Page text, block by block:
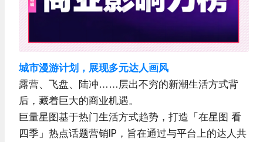
城市漫游计划，展现多元达人画风
露营、飞盘、陆冲……层出不穷的新潮生活方式背
后，藏着巨大的商业机遇。
巨量星图基于热门生活方式趋势，打造「在星图 看
四季」热点话题营销IP，旨在通过与平台上的达人共